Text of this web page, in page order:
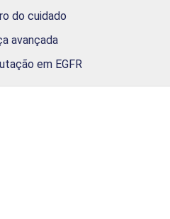
do cuidado
avançada
em EGFR